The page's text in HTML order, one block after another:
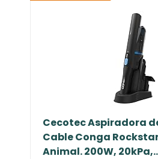
Cecotec Aspiradora
Cable Conga
Animal. 200W,